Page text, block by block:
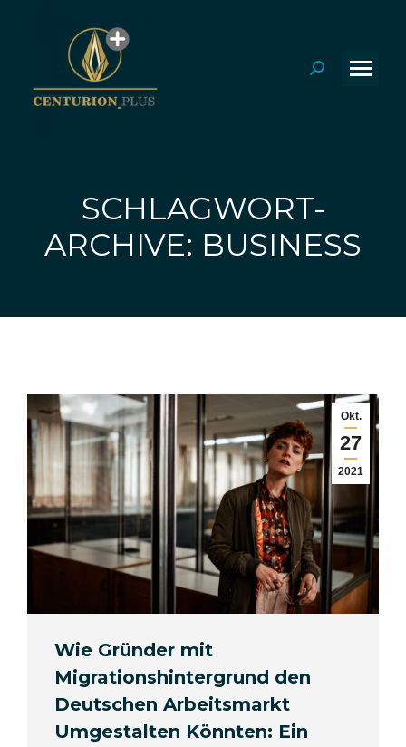
Search:
SCHLAGWORT-
ARCHIVE: BUSINESS
Okt.
27
2021
Wie Gründer mit
Migrationshintergrund den
Deutschen Arbeitsmarkt
Umgestalten Könnten: Ein